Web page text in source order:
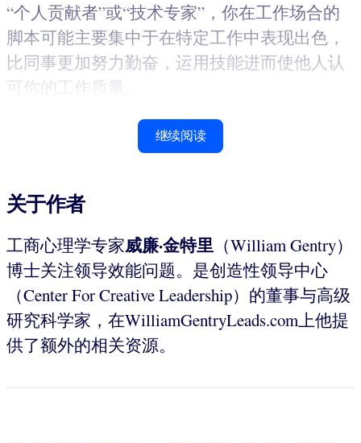
“个人贡献者”或“技术专家”，你在工作场合的
脚本可能主要集中于在特定工作中表现出色，
比同事更加努力勤奋，运用技能进而使他人认
可你的工作质量。
继续阅读
关于作者
工商心理学专家威廉·金特里 （William Gentry）
博士关注领导效能问题。是创造性领导中心
（Center For Creative Leadership）的董事与高级
研究科学家，在WilliamGentryLeads.com上他提
供了额外的相关资源。